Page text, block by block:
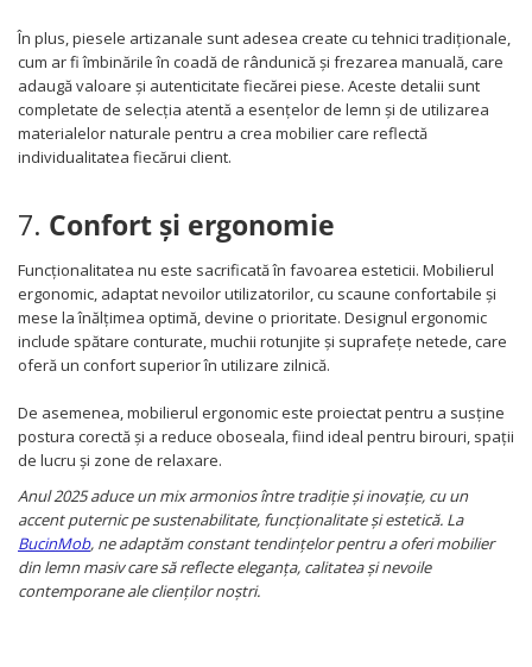
În plus, piesele artizanale sunt adesea create cu tehnici tradiționale,
cum ar fi îmbinările în coadă de rândunică și frezarea manuală, care
adaugă valoare și autenticitate fiecărei piese. Aceste detalii sunt
completate de selecția atentă a esențelor de lemn și de utilizarea
materialelor naturale pentru a crea mobilier care reflectă
individualitatea fiecărui client.
7. Confort și ergonomie
Funcționalitatea nu este sacrificată în favoarea esteticii. Mobilierul
ergonomic, adaptat nevoilor utilizatorilor, cu scaune confortabile și
mese la înălțimea optimă, devine o prioritate. Designul ergonomic
include spătare conturate, muchii rotunjite și suprafețe netede, care
oferă un confort superior în utilizare zilnică.
De asemenea, mobilierul ergonomic este proiectat pentru a susține
postura corectă și a reduce oboseala, fiind ideal pentru birouri, spații
de lucru și zone de relaxare.
Anul 2025 aduce un mix armonios între tradiție și inovație, cu un
accent puternic pe sustenabilitate, funcționalitate și estetică. La
BucinMob, ne adaptăm constant tendințelor pentru a oferi mobilier
din lemn masiv care să reflecte eleganța, calitatea și nevoile
contemporane ale clienților noștri.